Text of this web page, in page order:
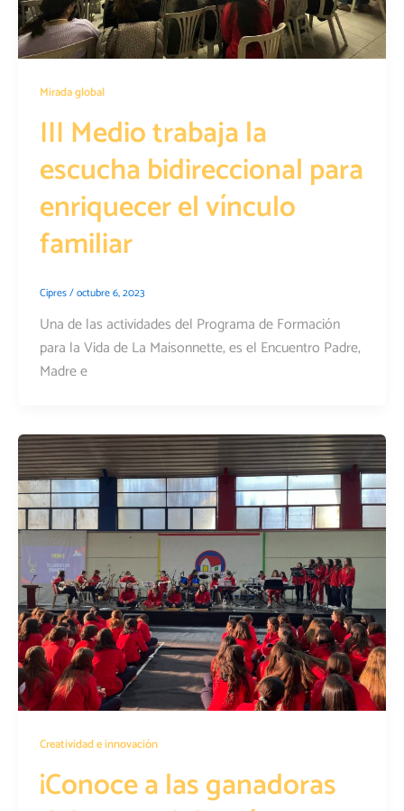
Mirada global
III Medio trabaja la
escucha bidireccional para
enriquecer el vínculo
familiar
Cipres/octubre 6, 2023
Una de las actividades del Programa de Formación
para la Vida de La Maisonnette, es el Encuentro Padre,
Madre e
Creatividad e innovación
¡Conoce a las ganadoras